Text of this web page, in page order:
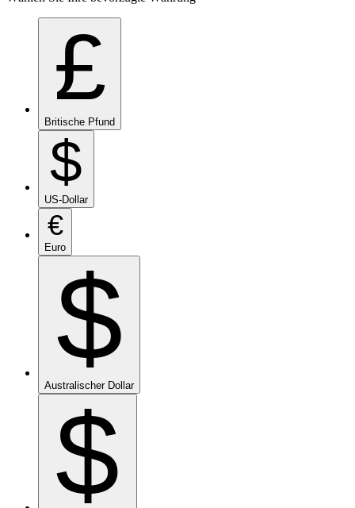
£
Britische Pfund
$
US-Dollar
€
Euro
$
Australischer Dollar
$